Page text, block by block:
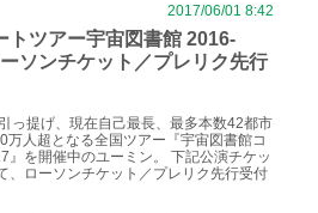
2017/06/01 8:42
トツアー宇宙図書館 2016-
ソンチケット／プレリク先行
っ提げ、現在自己最長、最多本数42都市
人超となる全国ツアー『宇宙図書館コ
』を開催中のユーミン。 下記公演チケッ
、ローソンチケット／プレリク先行受付